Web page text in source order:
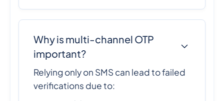
Why is multi-channel OTP
important?
Relying only on SMS can lead to failed
verifications due to: